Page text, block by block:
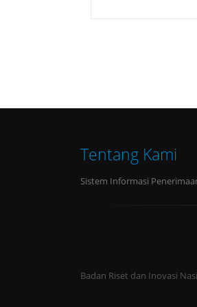
Tentang Kami
Sistem Informasi
Badan Riset dan Inovasi